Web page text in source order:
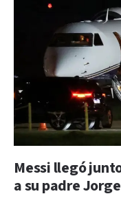
Messi llegó
a su padre Jorge